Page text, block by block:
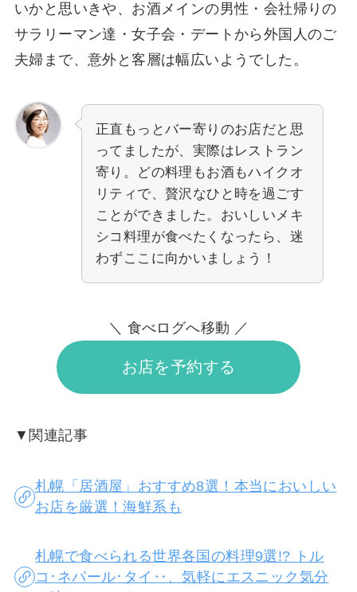
いかと思いきや、お酒メインの男性・会社帰りの
サラリーマン達・女子会・デートから外国人のご
夫婦まで、意外と客層は幅広いようでした。
正直もっとバー寄りのお店だと思
ってましたが、実際はレストラン
寄り。どの料理もお酒もハイクオ
リティで、贅沢なひと時を過ごす
ことができました。おいしいメキ
シコ料理が食べたくなったら、迷
わずここに向かいましょう！
＼ 食べログへ移動 ／
お店を予約する
▼関連記事
札幌「居酒屋」おすすめ8選！本当においしい
お店を厳選！海鮮系も
札幌で食べられる世界各国の料理9選!? トル
コ･ネパール･タイ‥、気軽にエスニック気分